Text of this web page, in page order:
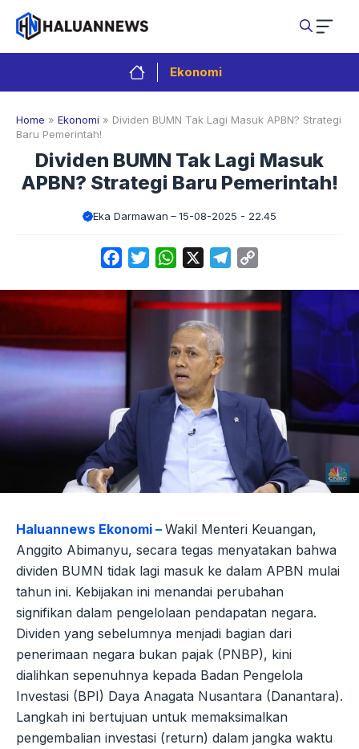
Langsung
isi
Ekonomi
Home » Ekonomi » Dividen BUMN Tak Lagi Masuk APBN? Strategi
Baru Pemerintah!
Dividen BUMN Tak Lagi Masuk
APBN? Strategi Baru Pemerintah!
Eka Darmawan 15-08-2025 - 22.45
FacebookTwitterWhatsApp Telegram
Haluannews Ekonomi – Wakil Menteri Keuangan,
Anggito Abimanyu, secara tegas menyatakan bahwa
dividen BUMN tidak lagi masuk ke dalam APBN mulai
tahun ini. Kebijakan ini menandai perubahan
signifikan dalam pengelolaan pendapatan negara.
Dividen yang sebelumnya menjadi bagian dari
penerimaan negara bukan pajak (PNBP), kini
dialihkan sepenuhnya kepada Badan Pengelola
Investasi (BPI) Daya Anagata Nusantara (Danantara).
Langkah ini bertujuan untuk memaksimalkan
pengembalian investasi (return) dalam jangka waktu